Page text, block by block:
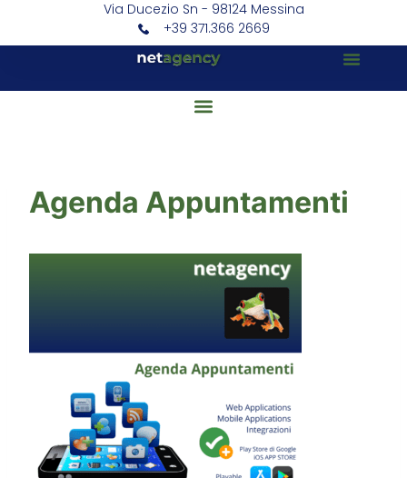
Via Ducezio Sn - 98124 Messina
+39 371.366 2669
Agenda Appuntamenti